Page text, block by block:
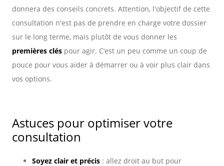
donnera des conseils concrets. Attention, l'objectif de cette
consultation n'est pas de prendre en charge votre dossier
sur le long terme, mais plutôt de vous donner les
premières clés pour agir. C’est un peu comme un coup de
pouce pour vous aider à démarrer ou à voir plus clair dans
vos options.
Astuces pour optimiser votre
consultation
Soyez clair et précis : allez droit au but pour